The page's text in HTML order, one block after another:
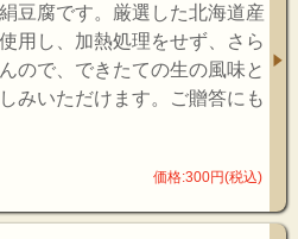
豆腐です。厳選した北海道産
用し、加熱処理をせず、さら
ので、できたての生の風味と
みいただけます。ご贈答にも
価格:300円(税込)